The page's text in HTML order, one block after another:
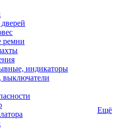
ремни
индикаторы
выключатели
Ещё